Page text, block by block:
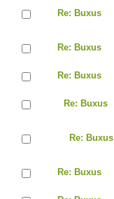
Re: Buxus
Re: Buxus
Re: Buxus
Re: Buxus
Re: Buxus
Re: Buxus